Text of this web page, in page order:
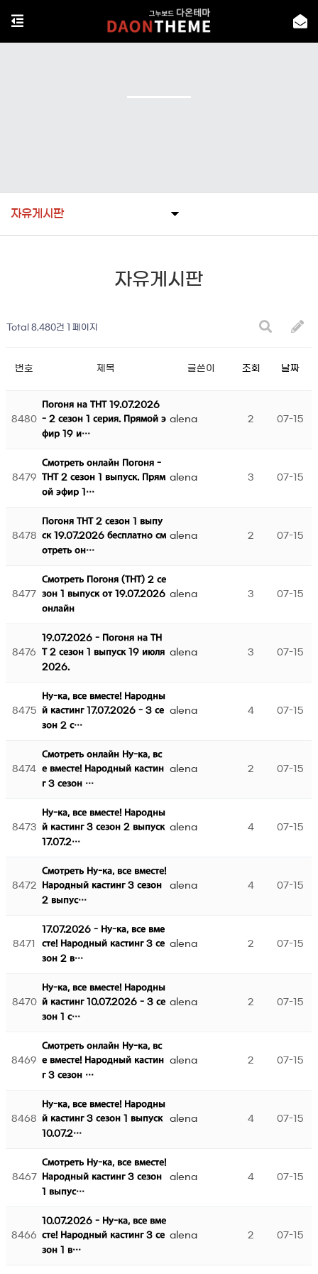
자유게시판
자유게시판
Total 8,480건 1 페이지
번호 제목 글쓴이 조회 날짜
8480
Погоня на ТНТ 19.07.2026
- 2 сезон 1 серия. Прямой э
фир 19 и…
alena 2 07-15
8479
Смотреть онлайн Погоня -
ТНТ 2 сезон 1 выпуск. Прям
ой эфир 1…
alena 3 07-15
8478
Погоня ТНТ 2 сезон 1 выпу
ск 19.07.2026 бесплатно см
отреть он…
alena 2 07-15
8477
Смотреть Погоня (ТНТ) 2 се
зон 1 выпуск от 19.07.2026
онлайн
alena 3 07-15
8476
19.07.2026 - Погоня на ТН
Т 2 сезон 1 выпуск 19 июля
2026.
alena 3 07-15
8475
Ну-ка, все вместе! Народны
й кастинг 17.07.2026 - 3 се
зон 2 с…
alena 4 07-15
8474
Смотреть онлайн Ну-ка, вс
е вместе! Народный кастин
г 3 сезон …
alena 2 07-15
8473
Ну-ка, все вместе! Народны
й кастинг 3 сезон 2 выпуск
17.07.2…
alena 4 07-15
8472
Смотреть Ну-ка, все вместе!
Народный кастинг 3 сезон
2 выпус…
alena 4 07-15
8471
17.07.2026 - Ну-ка, все вме
сте! Народный кастинг 3 се
зон 2 в…
alena 2 07-15
8470
Ну-ка, все вместе! Народны
й кастинг 10.07.2026 - 3 се
зон 1 с…
alena 2 07-15
8469
Смотреть онлайн Ну-ка, вс
е вместе! Народный кастин
г 3 сезон …
alena 2 07-15
8468
Ну-ка, все вместе! Народны
й кастинг 3 сезон 1 выпуск
10.07.2…
alena 4 07-15
8467
Смотреть Ну-ка, все вместе!
Народный кастинг 3 сезон
1 выпус…
alena 4 07-15
8466
10.07.2026 - Ну-ка, все вме
сте! Народный кастинг 3 се
зон 1 в…
alena 2 07-15